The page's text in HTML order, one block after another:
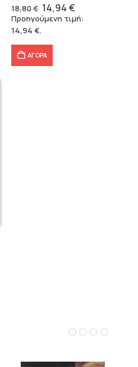
18,80€ Original
price
was:
18,80 €.
14,94€Η
τρέχουσα
τιμή
Προηγούμενη τιμή:
14,94 €.
ΑΓΟΡΑ